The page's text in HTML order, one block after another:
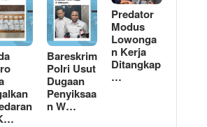
Bareskrim
Polri Usut
Dugaan
Penyiksaa
n W…
Predator
Modus
Lowonga
n Kerja
Ditangkap
…